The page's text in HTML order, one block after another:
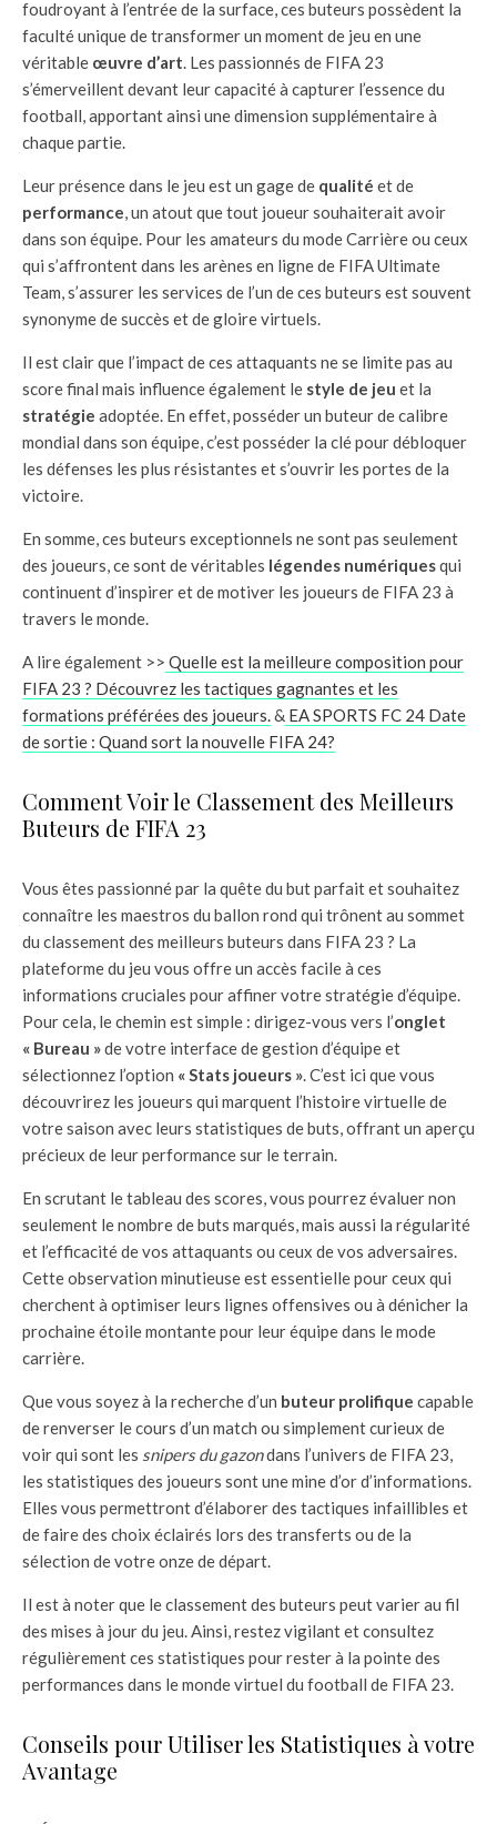
foudroyant à l’entrée de la surface, ces buteurs possèdent la
faculté unique de transformer un moment de jeu en une
véritable œuvre d’art. Les passionnés de FIFA 23
s’émerveillent devant leur capacité à capturer l’essence du
football, apportant ainsi une dimension supplémentaire à
chaque partie.
Leur présence dans le jeu est un gage de qualité et de
performance, un atout que tout joueur souhaiterait avoir
dans son équipe. Pour les amateurs du mode Carrière ou ceux
qui s’affrontent dans les arènes en ligne de FIFA Ultimate
Team, s’assurer les services de l’un de ces buteurs est souvent
synonyme de succès et de gloire virtuels.
Il est clair que l’impact de ces attaquants ne se limite pas au
score final mais influence également le style de jeu et la
stratégie adoptée. En effet, posséder un buteur de calibre
mondial dans son équipe, c’est posséder la clé pour débloquer
les défenses les plus résistantes et s’ouvrir les portes de la
victoire.
En somme, ces buteurs exceptionnels ne sont pas seulement
des joueurs, ce sont de véritables légendes numériquesqui
continuent d’inspirer et de motiver les joueurs de FIFA 23 à
travers le monde.
A lire également >> Quelle est la meilleure composition pour
FIFA 23 ? Découvrez les tactiques gagnantes et les
formations préférées des joueurs.& EA SPORTS FC 24 Date
de sortie : Quand sort la nouvelle FIFA 24?
Comment Voir le Classement des Meilleurs
Buteurs de FIFA 23
Vous êtes passionné par la quête du but parfait et souhaitez
connaître les maestros du ballon rond qui trônent au sommet
du classement des meilleurs buteurs dans FIFA 23 ? La
plateforme du jeu vous offre un accès facile à ces
informations cruciales pour affiner votre stratégie d’équipe.
Pour cela, le chemin est simple : dirigez-vous vers l’onglet
« Bureau »de votre interface de gestion d’équipe et
sélectionnez l’option « Stats joueurs ». C’est ici que vous
découvrirez les joueurs qui marquent l’histoire virtuelle de
votre saison avec leurs statistiques de buts, offrant un aperçu
précieux de leur performance sur le terrain.
En scrutant le tableau des scores, vous pourrez évaluer non
seulement le nombre de buts marqués, mais aussi la régularité
et l’efficacité de vos attaquants ou ceux de vos adversaires.
Cette observation minutieuse est essentielle pour ceux qui
cherchent à optimiser leurs lignes offensives ou à dénicher la
prochaine étoile montante pour leur équipe dans le mode
carrière.
Que vous soyez à la recherche d’un buteur prolifique capable
de renverser le cours d’un match ou simplement curieux de
voir qui sont les snipers du gazondans l’univers de FIFA 23,
les statistiques des joueurs sont une mine d’or d’informations.
Elles vous permettront d’élaborer des tactiques infaillibles et
de faire des choix éclairés lors des transferts ou de la
sélection de votre onze de départ.
Il est à noter que le classement des buteurs peut varier au fil
des mises à jour du jeu. Ainsi, restez vigilant et consultez
régulièrement ces statistiques pour rester à la pointe des
performances dans le monde virtuel du football de FIFA 23.
Conseils pour Utiliser les Statistiques à votre
Avantage